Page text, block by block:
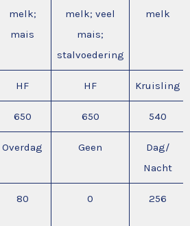
melk;
mais
melk; veel
mais;
stalvoedering
melk
HF HF Kruisling
650 650 540
Overdag Geen
Dag/
Nacht
80 0 256